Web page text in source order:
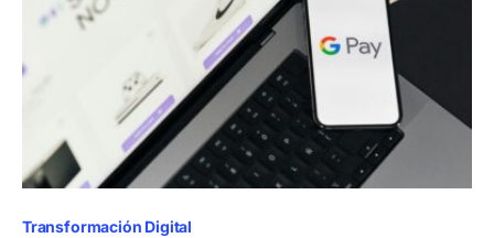
Transformación Digital